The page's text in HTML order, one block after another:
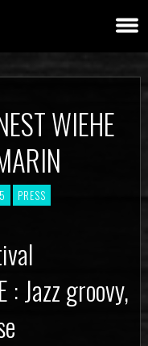
WIEHE
PRESS
: Jazz groovy,